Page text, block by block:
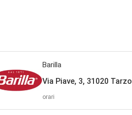
Barilla
Via Piave, 3, 31020 Tarzo
orari